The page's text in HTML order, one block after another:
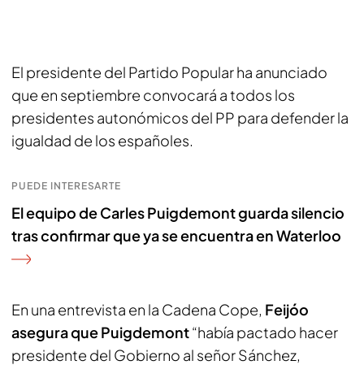
El presidente del Partido Popular ha anunciado
que en septiembre convocará a todos los
presidentes autonómicos del PP para defender la
igualdad de los españoles.
PUEDE INTERESARTE
El equipo de Carles Puigdemont guarda silencio
tras confirmar que ya se encuentra en Waterloo
En una entrevista en la Cadena Cope, Feijóo
asegura que Puigdemont“había pactado hacer
presidente del Gobierno al señor Sánchez,